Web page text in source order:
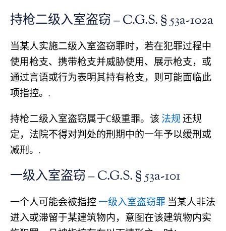
持枪二级入室盗窃 – C.G.S. § 53a-102a
当某人实施二级入室盗窃罪时，若在犯罪过程中
使用枪支、携带枪支并威胁使用、展示枪支，或
通过言语或行为表明其持有枪支，则可能面临此
项指控。.
持枪二级入室盗窃属于C级重罪。该法规还规
定，法院不得对判处的刑期中的一年予以缓刑或
减刑。.
一级入室盗窃 – C.G.S. § 53a-101
一个人可能会被指控一级入室盗窃罪当某人非法
进入或滞留于某建筑物内，意图在该建筑物内实